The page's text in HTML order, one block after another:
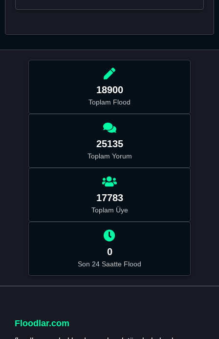
18900
Toplam Flood
25135
Toplam Yorum
17783
Toplam Üye
0
Son 24 Saatte Flood
Floodlar.com